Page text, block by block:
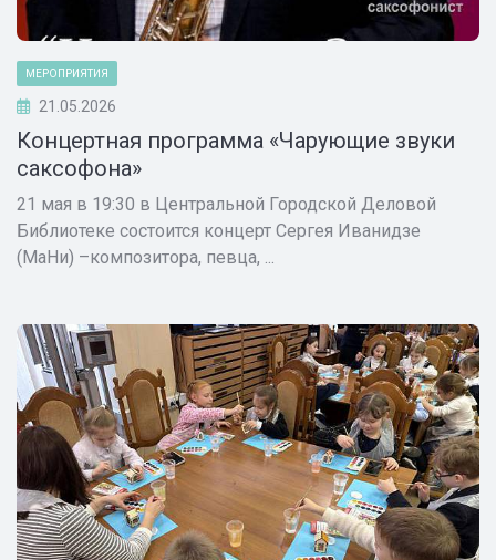
МЕРОПРИЯТИЯ
21.05.2026
Концертная программа «Чарующие звуки
саксофона»
21 мая в 19:30 в Центральной Городской Деловой
Библиотеке состоится концерт Сергея Иванидзе
(МаНи) –композитора, певца, ...